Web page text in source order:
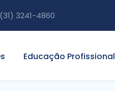
(31) 3241-4860
Educação Profissional